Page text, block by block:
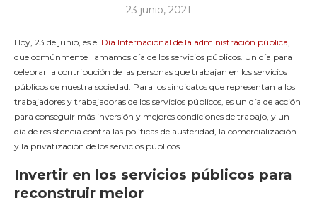
23 junio, 2021
Hoy, 23 de junio, es el Día Internacional de la administración pública,
que comúnmente llamamos día de los servicios públicos. Un día para
celebrar la contribución de las personas que trabajan en los servicios
públicos de nuestra sociedad. Para los sindicatos que representan a los
trabajadores y trabajadoras de los servicios públicos, es un día de acción
para conseguir más inversión y mejores condiciones de trabajo, y un
día de resistencia contra las políticas de austeridad, la comercialización
y la privatización de los servicios públicos.
Invertir en los servicios públicos para
reconstruir mejor